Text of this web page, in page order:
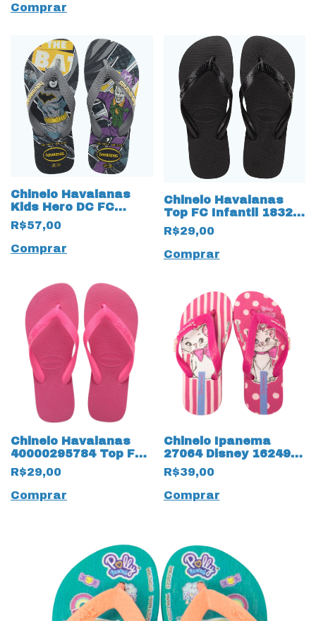
Comprar
Chinelo Havaianas
Kids Hero DC FC
Batman 18313 Cinza
R$57,00
Comprar
Chinelo Havaianas
Top FC Infantil 18324
Preto
R$29,00
Comprar
Chinelo Havaianas
40000295784 Top FC
Infantil 18238 Rosa
Flux
R$29,00
Comprar
Chinelo Ipanema
27064 Disney 16249
Marie
R$39,00
Comprar